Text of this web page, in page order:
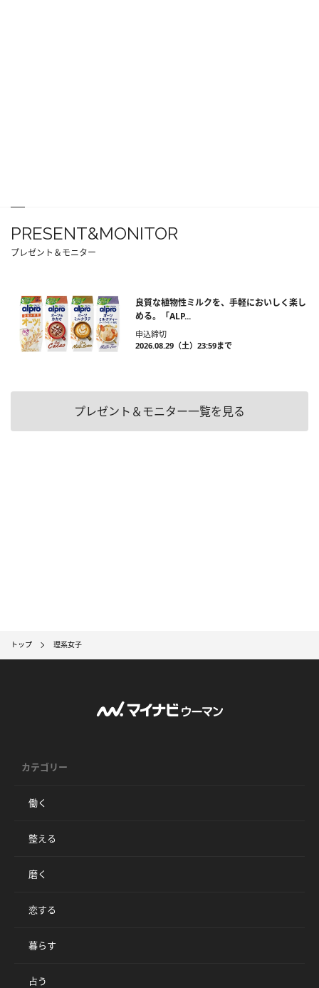
PRESENT&MONITOR
プレゼント＆モニター
良質な植物性ミルクを、手軽においしく楽し
める。「ALP...
申込締切
2026.08.29（土）23:59まで
プレゼント＆モニター一覧を見る
トップ 理系女子
カテゴリー
働く
整える
磨く
恋する
暮らす
占う